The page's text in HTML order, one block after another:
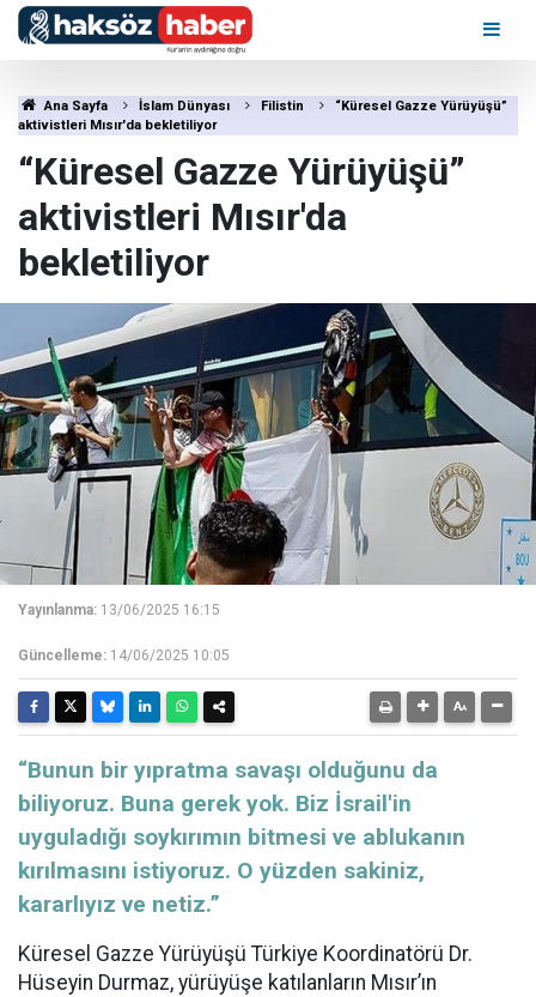
Ana Sayfa İslam Dünyası Filistin
“Küresel Gazze Yürüyüşü”
aktivistleri Mısır'da bekletiliyor
“Küresel Gazze Yürüyüşü”
aktivistleri Mısır'da
bekletiliyor
Yayınlanma: 13/06/2025 16:15
Güncelleme: 14/06/2025 10:05
“Bunun bir yıpratma savaşı olduğunu da
biliyoruz. Buna gerek yok. Biz İsrail'in
uyguladığı soykırımın bitmesi ve ablukanın
kırılmasını istiyoruz. O yüzden sakiniz,
kararlıyız ve netiz.”
Küresel Gazze Yürüyüşü Türkiye Koordinatörü Dr.
Hüseyin Durmaz, yürüyüşe katılanların Mısır’ın